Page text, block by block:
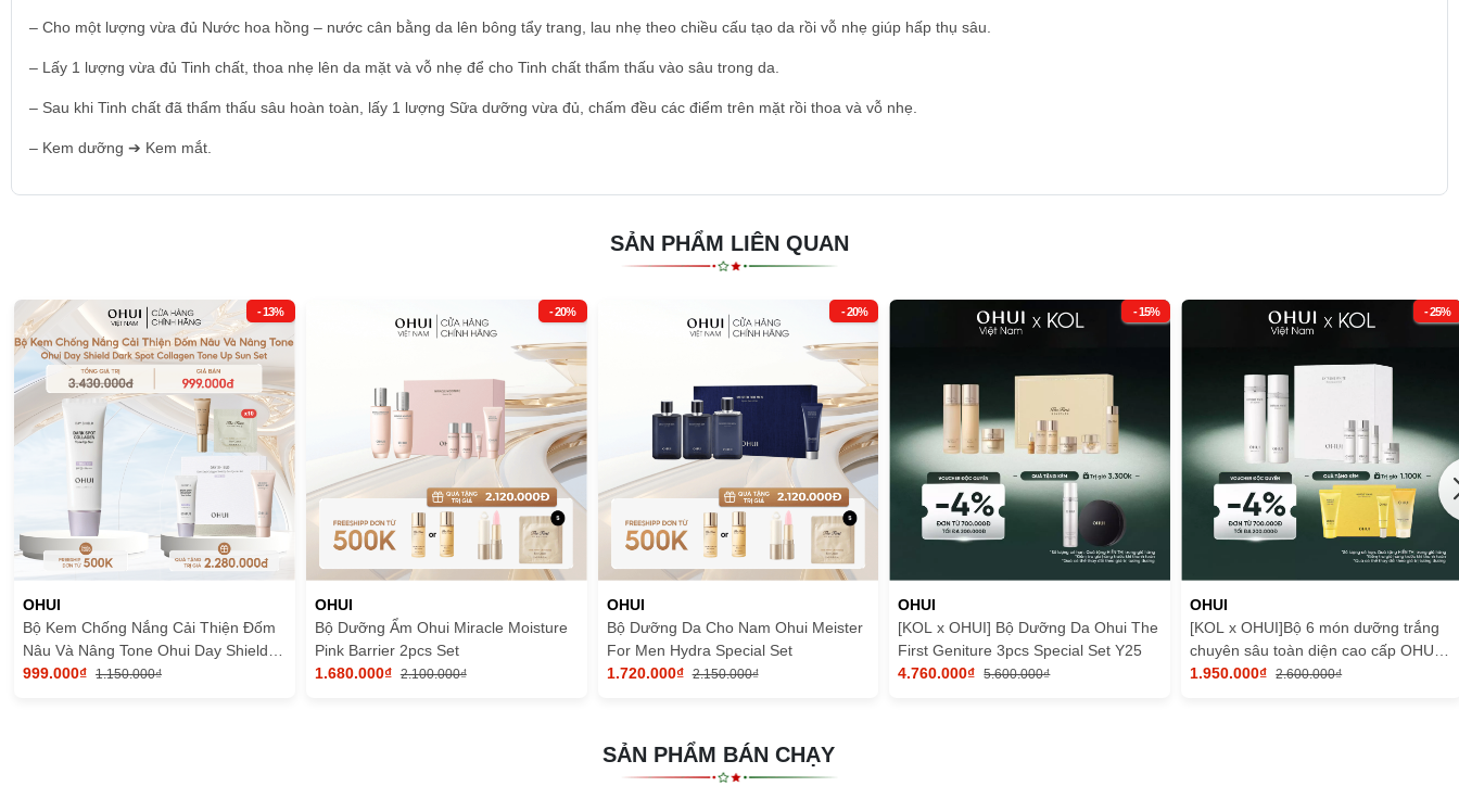
– Cho một lượng vừa đủ Nước hoa hồng – nước cân bằng da lên bông tẩy trang, lau nhẹ theo chiều cấu tạo da rồi vỗ nhẹ giúp hấp thụ sâu.
– Lấy 1 lượng vừa đủ Tinh chất, thoa nhẹ lên da mặt và vỗ nhẹ để cho Tinh chất thẩm thấu vào sâu trong da.
– Sau khi Tinh chất đã thẩm thấu sâu hoàn toàn, lấy 1 lượng Sữa dưỡng vừa đủ, chấm đều các điểm trên mặt rồi thoa và vỗ nhẹ.
– Kem dưỡng ➔ Kem mắt.
SẢN PHẨM LIÊN QUAN
- 13%
OHUI
Bộ Kem Chống Nắng Cải Thiện Đốm
Nâu Và Nâng Tone Ohui Day Shield
Dark Spot Collagen Tone Up Sun Set
999.000₫ 1.150.000₫
- 20%
OHUI
Bộ Dưỡng Ẩm Ohui Miracle Moisture
Pink Barrier 2pcs Set
1.680.000₫ 2.100.000₫
- 20%
OHUI
Bộ Dưỡng Da Cho Nam Ohui Meister
For Men Hydra Special Set
1.720.000₫ 2.150.000₫
- 15%
OHUI
[KOL x OHUI] Bộ Dưỡng Da Ohui The
First Geniture 3pcs Special Set Y25
4.760.000₫ 5.600.000₫
- 25%
OHUI
[KOL x OHUI]Bộ 6 món dưỡng trắng
chuyên sâu toàn diện cao cấp OHUI
Extreme White 6pcs
1.950.000₫ 2.600.000₫
SẢN PHẨM BÁN CHẠY